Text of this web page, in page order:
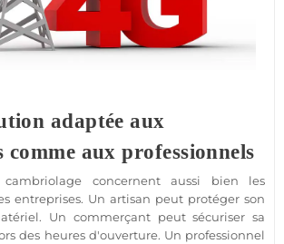
adaptée aux
aux professionnels
concernent aussi bien les
entreprises. Un artisan peut protéger son
Un commerçant peut sécuriser sa
des heures d'ouverture. Un professionnel